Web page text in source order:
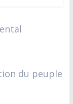
du peuple